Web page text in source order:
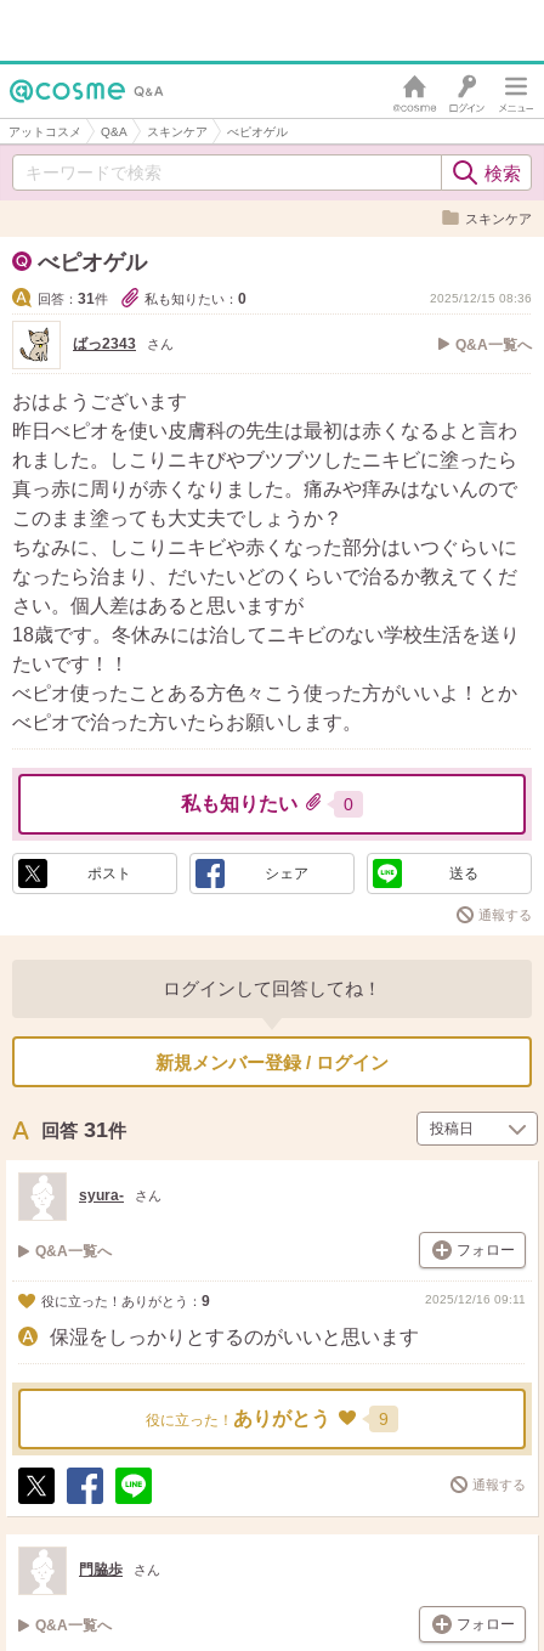
アットコスメ Q&A スキンケア べピオゲル
スキンケア
べピオゲル
回答： 31件 私も知りたい： 0 2025/12/15 08:36
ばっ2343 さん Q&A一覧へ
おはようございます
昨日べピオを使い皮膚科の先生は最初は赤くなるよと言わ
れました。しこりニキびやブツブツしたニキビに塗ったら
真っ赤に周りが赤くなりました。痛みや痒みはないんので
このまま塗っても大丈夫でしょうか？
ちなみに、しこりニキビや赤くなった部分はいつぐらいに
なったら治まり、だいたいどのくらいで治るか教えてくだ
さい。個人差はあると思いますが
18歳です。冬休みには治してニキビのない学校生活を送り
たいです！！
べピオ使ったことある方色々こう使った方がいいよ！とか
べピオで治った方いたらお願いします。
私も知りたい 0
ポスト シェア 送る
通報する
ログインして回答してね！
新規メンバー登録 / ログイン
回答 31件
syura- さん
Q&A一覧へ フォロー
役に立った！ありがとう： 9 2025/12/16 09:11
保湿をしっかりとするのがいいと思います
役に立った！ ありがとう 9
ポ
ス
ト
シ
ェ
送
る
通報する
門脇歩 さん
Q&A一覧へ フォロー